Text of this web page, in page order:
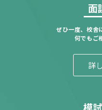
面
ぜひ一度、校舎
何でもご
詳